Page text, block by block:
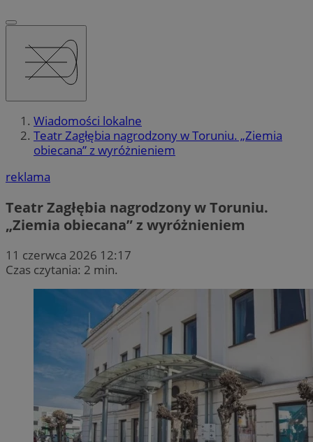
Wiadomości lokalne
Teatr Zagłębia nagrodzony w Toruniu. „Ziemia
obiecana” z wyróżnieniem
reklama
Teatr Zagłębia nagrodzony w Toruniu.
„Ziemia obiecana” z wyróżnieniem
11 czerwca 2026 12:17
Czas czytania: 2 min.